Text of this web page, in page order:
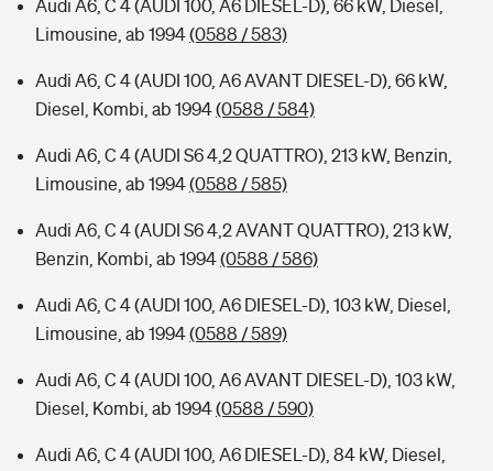
Audi A6, C 4 (AUDI 100, A6 DIESEL-D), 66 kW, Diesel,
Limousine, ab 1994(0588 / 583)
Audi A6, C 4 (AUDI 100, A6 AVANT DIESEL-D), 66 kW,
Diesel, Kombi, ab 1994(0588 / 584)
Audi A6, C 4 (AUDI S6 4,2 QUATTRO), 213 kW, Benzin,
Limousine, ab 1994(0588 / 585)
Audi A6, C 4 (AUDI S6 4,2 AVANT QUATTRO), 213 kW,
Benzin, Kombi, ab 1994(0588 / 586)
Audi A6, C 4 (AUDI 100, A6 DIESEL-D), 103 kW, Diesel,
Limousine, ab 1994(0588 / 589)
Audi A6, C 4 (AUDI 100, A6 AVANT DIESEL-D), 103 kW,
Diesel, Kombi, ab 1994(0588 / 590)
Audi A6, C 4 (AUDI 100, A6 DIESEL-D), 84 kW, Diesel,